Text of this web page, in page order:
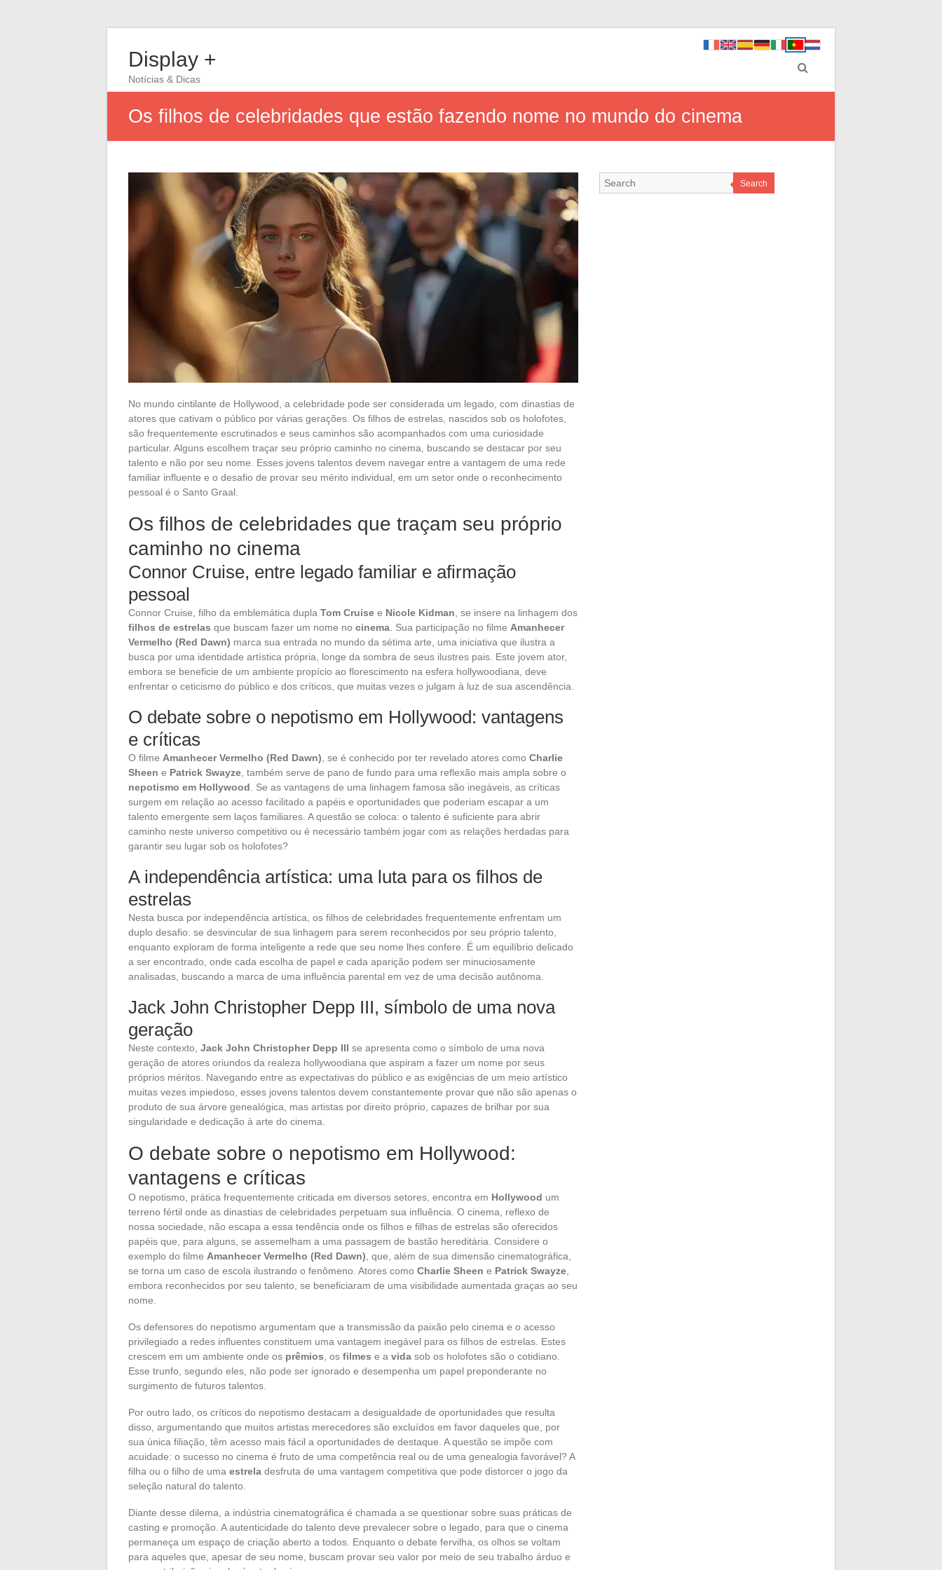
Display +
Notícias & Dicas
Os filhos de celebridades que estão fazendo nome no mundo do cinema
No mundo cintilante de Hollywood, a celebridade pode ser considerada um legado, com dinastias de
atores que cativam o público por várias gerações. Os filhos de estrelas, nascidos sob os holofotes,
são frequentemente escrutinados e seus caminhos são acompanhados com uma curiosidade
particular. Alguns escolhem traçar seu próprio caminho no cinema, buscando se destacar por seu
talento e não por seu nome. Esses jovens talentos devem navegar entre a vantagem de uma rede
familiar influente e o desafio de provar seu mérito individual, em um setor onde o reconhecimento
pessoal é o Santo Graal.
Os filhos de celebridades que traçam seu próprio
caminho no cinema
Connor Cruise, entre legado familiar e afirmação
pessoal
Connor Cruise, filho da emblemática dupla Tom Cruise e Nicole Kidman , se insere na linhagem dos
filhos de estrelas que buscam fazer um nome no cinema . Sua participação no filme Amanhecer
Vermelho (Red Dawn) marca sua entrada no mundo da sétima arte, uma iniciativa que ilustra a
busca por uma identidade artística própria, longe da sombra de seus ilustres pais. Este jovem ator,
embora se beneficie de um ambiente propício ao florescimento na esfera hollywoodiana, deve
enfrentar o ceticismo do público e dos críticos, que muitas vezes o julgam à luz de sua ascendência.
O debate sobre o nepotismo em Hollywood: vantagens
e críticas
O filme Amanhecer Vermelho (Red Dawn) , se é conhecido por ter revelado atores como Charlie
Sheen e Patrick Swayze , também serve de pano de fundo para uma reflexão mais ampla sobre o
nepotismo em Hollywood . Se as vantagens de uma linhagem famosa são inegáveis, as críticas
surgem em relação ao acesso facilitado a papéis e oportunidades que poderiam escapar a um
talento emergente sem laços familiares. A questão se coloca: o talento é suficiente para abrir
caminho neste universo competitivo ou é necessário também jogar com as relações herdadas para
garantir seu lugar sob os holofotes?
A independência artística: uma luta para os filhos de
estrelas
Nesta busca por independência artística, os filhos de celebridades frequentemente enfrentam um
duplo desafio: se desvincular de sua linhagem para serem reconhecidos por seu próprio talento,
enquanto exploram de forma inteligente a rede que seu nome lhes confere. É um equilíbrio delicado
a ser encontrado, onde cada escolha de papel e cada aparição podem ser minuciosamente
analisadas, buscando a marca de uma influência parental em vez de uma decisão autônoma.
Jack John Christopher Depp III, símbolo de uma nova
geração
Neste contexto, Jack John Christopher Depp III se apresenta como o símbolo de uma nova
geração de atores oriundos da realeza hollywoodiana que aspiram a fazer um nome por seus
próprios méritos. Navegando entre as expectativas do público e as exigências de um meio artístico
muitas vezes impiedoso, esses jovens talentos devem constantemente provar que não são apenas o
produto de sua árvore genealógica, mas artistas por direito próprio, capazes de brilhar por sua
singularidade e dedicação à arte do cinema.
O debate sobre o nepotismo em Hollywood:
vantagens e críticas
O nepotismo, prática frequentemente criticada em diversos setores, encontra em Hollywood um
terreno fértil onde as dinastias de celebridades perpetuam sua influência. O cinema, reflexo de
nossa sociedade, não escapa a essa tendência onde os filhos e filhas de estrelas são oferecidos
papéis que, para alguns, se assemelham a uma passagem de bastão hereditária. Considere o
exemplo do filme Amanhecer Vermelho (Red Dawn) , que, além de sua dimensão cinematográfica,
se torna um caso de escola ilustrando o fenômeno. Atores como Charlie Sheen e Patrick Swayze
embora reconhecidos por seu talento, se beneficiaram de uma visibilidade aumentada graças ao seu
nome.
Os defensores do nepotismo argumentam que a transmissão da paixão pelo cinema e o acesso
privilegiado a redes influentes constituem uma vantagem inegável para os filhos de estrelas. Estes
crescem em um ambiente onde os prêmios , os filmes e a vida sob os holofotes são o cotidiano.
Esse trunfo, segundo eles, não pode ser ignorado e desempenha um papel preponderante no
surgimento de futuros talentos.
Por outro lado, os críticos do nepotismo destacam a desigualdade de oportunidades que resulta
disso, argumentando que muitos artistas merecedores são excluídos em favor daqueles que, por
sua única filiação, têm acesso mais fácil a oportunidades de destaque. A questão se impõe com
acuidade: o sucesso no cinema é fruto de uma competência real ou de uma genealogia favorável? A
filha ou o filho de uma estrela desfruta de uma vantagem competitiva que pode distorcer o jogo da
seleção natural do talento.
Diante desse dilema, a indústria cinematográfica é chamada a se questionar sobre suas práticas de
casting e promoção. A autenticidade do talento deve prevalecer sobre o legado, para que o cinema
permaneça um espaço de criação aberto a todos. Enquanto o debate fervilha, os olhos se voltam
para aqueles que, apesar de seu nome, buscam provar seu valor por meio de seu trabalho árduo e
Search